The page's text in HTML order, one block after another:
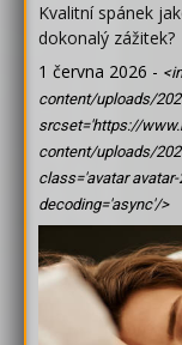
Kvalitní spánek
dokonalý zážitek?
1 června 2026 -
content/uploads/
srcset='https://
content/uploads/
class='avatar
decoding='async'/>